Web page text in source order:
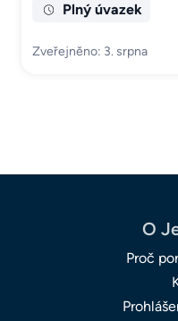
Plný úvazek
Zveřejněno: 3. srpna
O
Proč